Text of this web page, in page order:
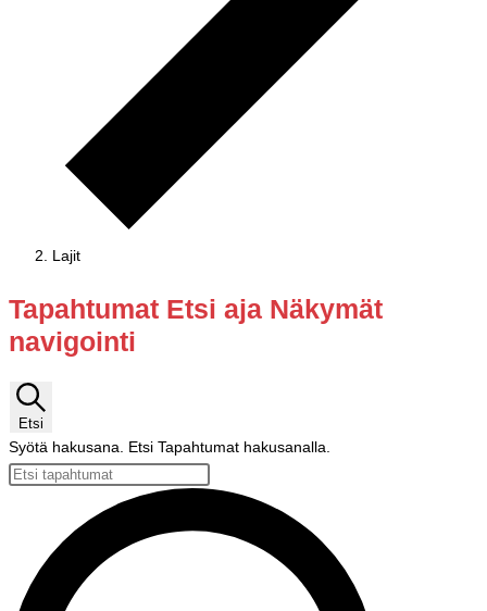
Lajit
Tapahtumat
Tapahtumat Etsi aja Näkymät
navigointi
Etsi
Syötä hakusana. Etsi Tapahtumat hakusanalla.